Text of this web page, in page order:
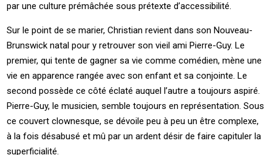
par une culture prémâchée sous prétexte d’accessibilité.
Sur le point de se marier, Christian revient dans son Nouveau-
Brunswick natal pour y retrouver son vieil ami Pierre-Guy. Le
premier, qui tente de gagner sa vie comme comédien, mène une
vie en apparence rangée avec son enfant et sa conjointe. Le
second possède ce côté éclaté auquel l’autre a toujours aspiré.
Pierre-Guy, le musicien, semble toujours en représentation. Sous
ce couvert clownesque, se dévoile peu à peu un être complexe,
à la fois désabusé et mû par un ardent désir de faire capituler la
superficialité.